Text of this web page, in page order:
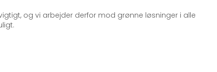
og vi arbejder derfor mod grønne løsninger i alle